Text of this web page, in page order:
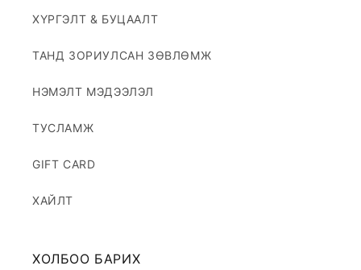
ХҮРГЭЛТ & БУЦААЛТ
ТАНД ЗОРИУЛСАН ЗӨВЛӨМЖ
НЭМЭЛТ МЭДЭЭЛЭЛ
ТУСЛАМЖ
GIFT CARD
ХАЙЛТ
ХОЛБОО БАРИХ